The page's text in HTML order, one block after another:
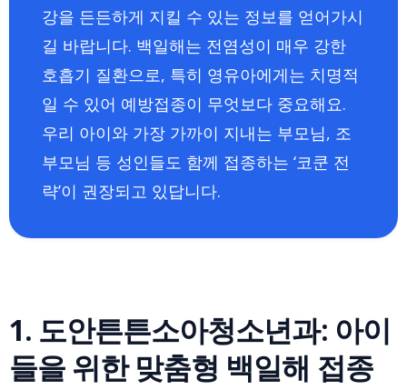
강을 든든하게 지킬 수 있는 정보를 얻어가시
길 바랍니다. 백일해는 전염성이 매우 강한
호흡기 질환으로, 특히 영유아에게는 치명적
일 수 있어 예방접종이 무엇보다 중요해요.
우리 아이와 가장 가까이 지내는 부모님, 조
부모님 등 성인들도 함께 접종하는 ‘코쿤 전
략’이 권장되고 있답니다.
1. 도안튼튼소아청소년과: 아이
들을 위한 맞춤형 백일해 접종